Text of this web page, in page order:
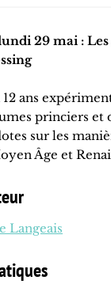
29 mai : Les
12 ans
princiers et
sur les
Âge et
Langeais